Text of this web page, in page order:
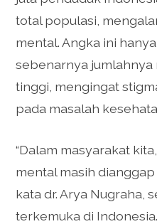
total populasi,
mental. Angka ini
sebenarnya jumlahnya
tinggi, mengingat
pada masalah
“Dalam masyarakat
mental masih dianggap
kata dr. Arya Nugraha,
terkemuka di